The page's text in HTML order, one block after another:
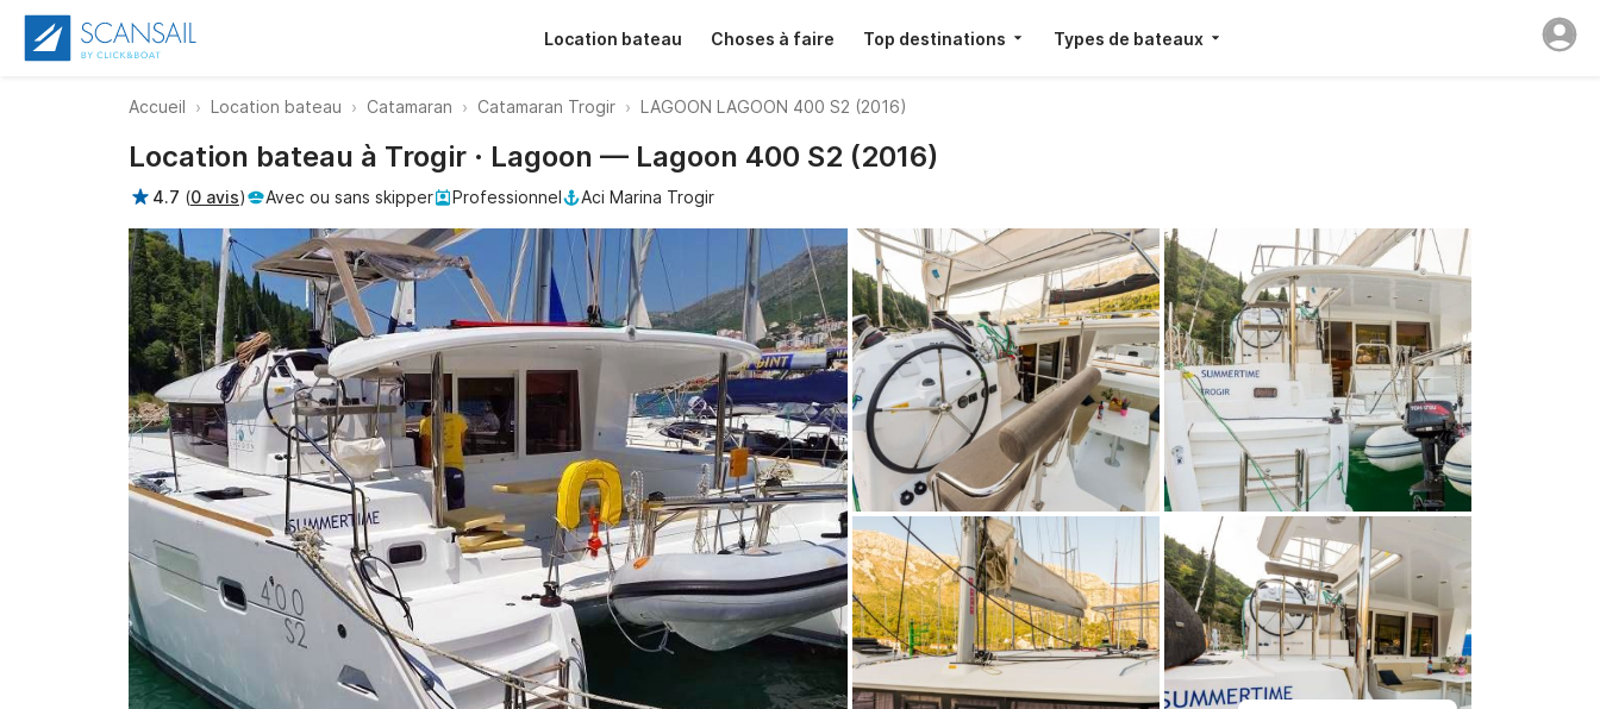
Location bateau Choses à faire Top destinations Types de bateaux
Accueil Location bateau Catamaran Catamaran Trogir LAGOON LAGOON 400 S2 (2016)
Location bateau à Trogir · Lagoon — Lagoon 400 S2 (2016)
4.7 (0 avis) Avec ou sans skipper Professionnel Aci Marina Trogir